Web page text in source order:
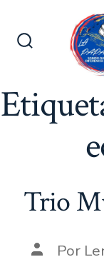
Alternar
Trio
AutorPor